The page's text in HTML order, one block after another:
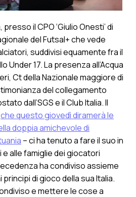
il CPO ‘Giulio Onesti’ di
del Futsal+ che vede
suddivisi equamente fra il
Under 17. La presenza all’Acqua
Ct della Nazionale maggiore di
del collegamento
dall’SGS e il Club Italia. Il
che questo giovedì diramerà le
doppia amichevole di
– ci ha tenuto a fare il suo in
alle famiglie dei giocatori
ha condiviso assieme
principi di gioco della sua Italia.
e mettere le cose a